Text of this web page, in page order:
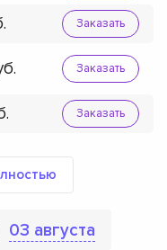
Заказать
Заказать
Заказать
03 августа